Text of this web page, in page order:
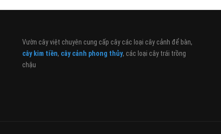
Vườn cây việt chuyên cung cấp cây các loại cây cảnh để bàn,
cây kim tiền, cây cảnh phong thủy, các loại cây trái trồng
chậu